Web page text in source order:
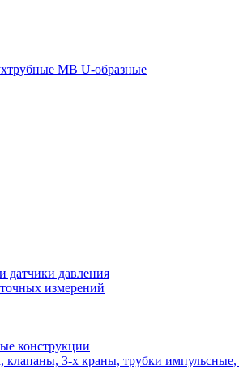
МВ U-образные
датчики давления
измерений
конструкции
клапаны, 3-х краны, трубки импульсные,